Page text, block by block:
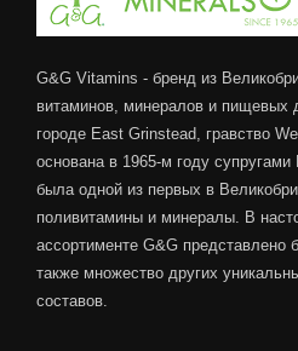
G&G Vitamins - бренд из
витаминов, минералов и пищевых
городе East Grinstead, гравство
основана в 1965-м году
была одной из первых в
поливитамины и минералы. В
ассортименте G&G представлено
также множество других
составов.